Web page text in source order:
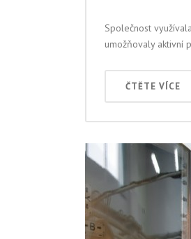
Společnost
umožňovaly aktivní
ČTĚTE VÍCE